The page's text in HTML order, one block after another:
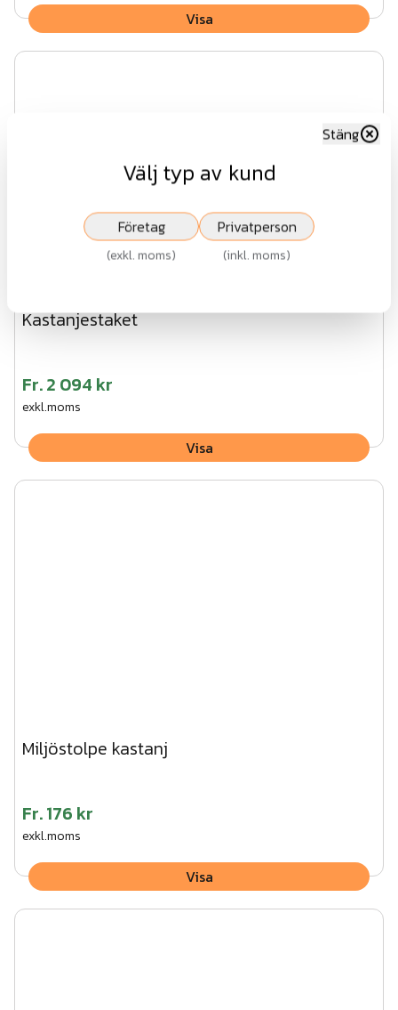
Visa
Kastanjestaket
Fr.2 094 kr
exkl.moms
Visa
Miljöstolpe kastanj
Fr.176 kr
exkl.moms
Visa
Välj typ av kund
Stäng
Företag
(exkl. moms)
Privatperson
(inkl. moms)